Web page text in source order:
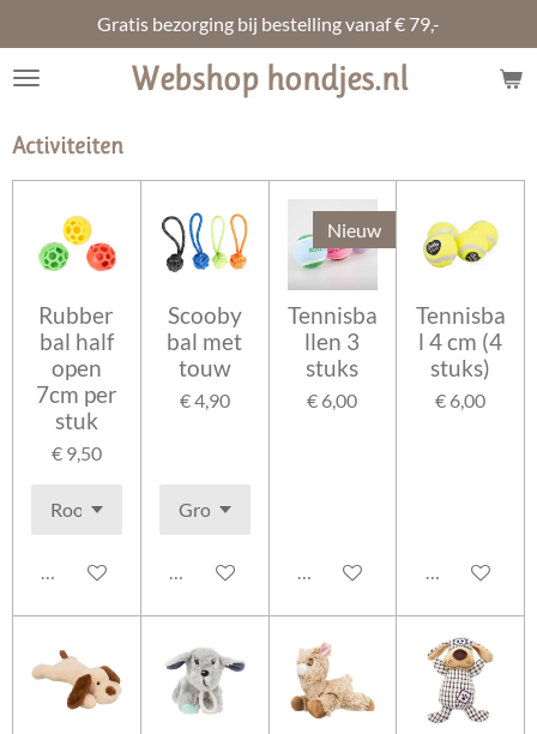
direct
naar
hoofdinhoud
Webshop hondjes.nl
Gratis bezorging bij bestelling vanaf € 79,-
Activiteiten
Rubber
bal half
open
7cm per
stuk
€ 9,50
In winkelwagen
Scooby
bal met
touw
€ 4,90
In winkelwagen
Nieuw
Tennisba
llen 3
stuks
€ 6,00
In winkelwagen
Tennisba
l 4 cm (4
stuks)
€ 6,00
In